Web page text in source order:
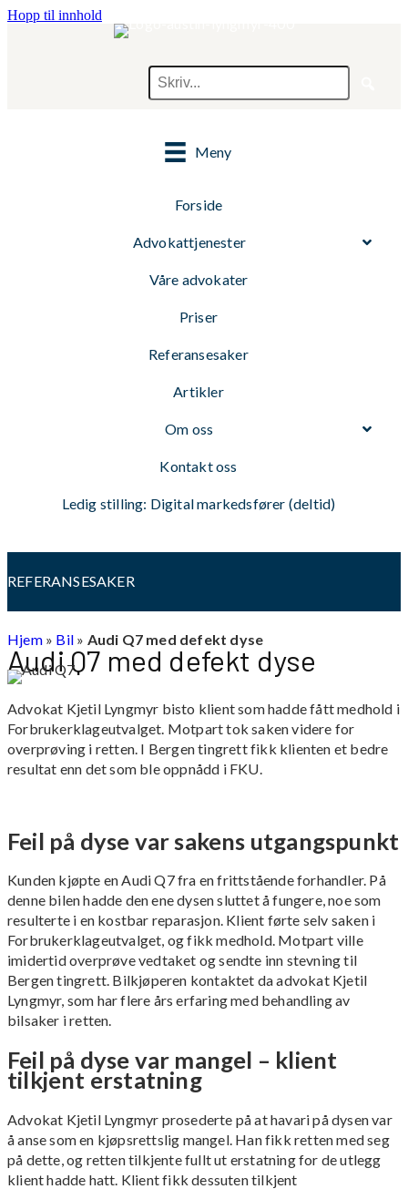
Hopp til innhold
Meny
Forside
Advokattjenester
Våre advokater
Priser
Referansesaker
Artikler
Om oss
Kontakt oss
Ledig stilling: Digital markedsfører (deltid)
REFERANSESAKER
Hjem» Bil » Audi Q7 med defekt dyse
Audi Q7 med defekt dyse
Advokat Kjetil Lyngmyr bisto klient som hadde fått medhold i
Forbrukerklageutvalget. Motpart tok saken videre for
overprøving i retten. I Bergen tingrett fikk klienten et bedre
resultat enn det som ble oppnådd i FKU.
Feil på dyse var sakens utgangspunkt
Kunden kjøpte en Audi Q7 fra en frittstående forhandler. På
denne bilen hadde den ene dysen sluttet å fungere, noe som
resulterte i en kostbar reparasjon. Klient førte selv saken i
Forbrukerklageutvalget, og fikk medhold. Motpart ville
imidertid overprøve vedtaket og sendte inn stevning til
Bergen tingrett. Bilkjøperen kontaktet da advokat Kjetil
Lyngmyr, som har flere års erfaring med behandling av
bilsaker i retten.
Feil på dyse var mangel – klient
tilkjent erstatning
Advokat Kjetil Lyngmyr prosederte på at havari på dysen var
å anse som en kjøpsrettslig mangel. Han fikk retten med seg
på dette, og retten tilkjente fullt ut erstatning for de utlegg
klient hadde hatt. Klient fikk dessuten tilkjent